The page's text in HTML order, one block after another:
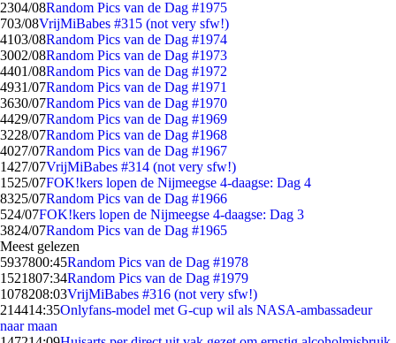
2304/08Random Pics van de Dag #1975
703/08VrijMiBabes #315 (not very sfw!)
4103/08Random Pics van de Dag #1974
3002/08Random Pics van de Dag #1973
4401/08Random Pics van de Dag #1972
4931/07Random Pics van de Dag #1971
3630/07Random Pics van de Dag #1970
4429/07Random Pics van de Dag #1969
3228/07Random Pics van de Dag #1968
4027/07Random Pics van de Dag #1967
1427/07VrijMiBabes #314 (not very sfw!)
1525/07FOK!kers lopen de Nijmeegse 4-daagse: Dag 4
8325/07Random Pics van de Dag #1966
524/07FOK!kers lopen de Nijmeegse 4-daagse: Dag 3
3824/07Random Pics van de Dag #1965
Meest gelezen
5937800:45Random Pics van de Dag #1978
1521807:34Random Pics van de Dag #1979
1078208:03VrijMiBabes #316 (not very sfw!)
214414:35Onlyfans-model met G-cup wil als NASA-ambassadeur
naar maan